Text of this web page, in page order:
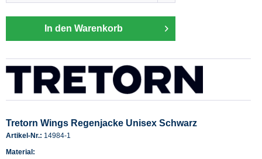
In den Warenkorb
Tretorn Wings Regenjacke Unisex Schwarz
Artikel-Nr.: 14984-1
Material: